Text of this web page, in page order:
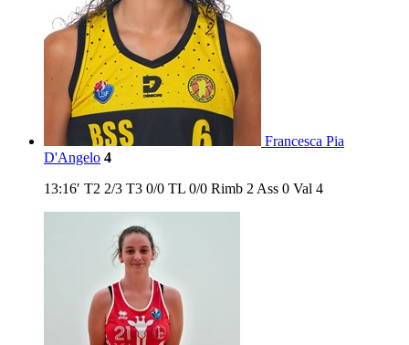
Francesca Pia
D'Angelo 4
13:16′ T2 2/3 T3 0/0 TL 0/0 Rimb 2 Ass 0 Val 4